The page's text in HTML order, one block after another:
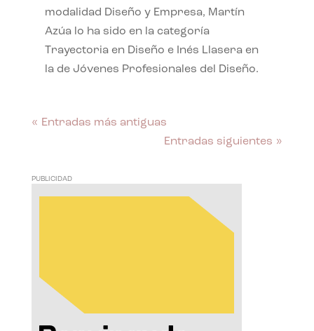
modalidad Diseño y Empresa, Martín
Azúa lo ha sido en la categoría
Trayectoria en Diseño e Inés Llasera en
la de Jóvenes Profesionales del Diseño.
« Entradas más antiguas
Entradas siguientes »
PUBLICIDAD